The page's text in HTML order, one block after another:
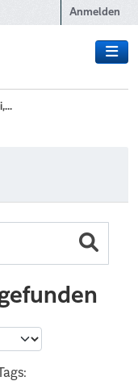
Anmelden
Tags: